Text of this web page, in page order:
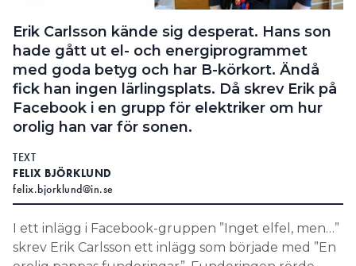
Search for:
SEARCH
Erik Carlsson kände sig desperat. Hans son
hade gått ut el- och energiprogrammet
med goda betyg och har B-körkort. Ändå
fick han ingen lärlingsplats. Då skrev Erik på
Facebook i en grupp för elektriker om hur
orolig han var för sonen.
TEXT
FELIX BJÖRKLUND
felix.bjorklund@in.se
I ett inlägg i Facebook-gruppen ”Inget elfel, men…”
skrev Erik Carlsson ett inlägg som började med ”En